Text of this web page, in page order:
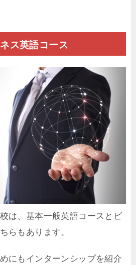
ス英語コース
は、基本一般英語コースとビ
らもあります。
にもインターンシップを紹介